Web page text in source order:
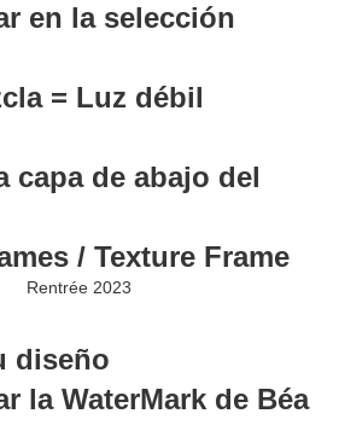
en la selección
= Luz débil
capa de abajo del
/ Texture Frame
diseño
la WaterMark de Béa